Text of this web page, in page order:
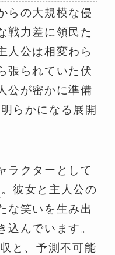
らの大規模な侵
戦力差に領民た
人公は相変わら
張られていた伏
公が密かに準備
らかになる展開
ラクターとして
。彼女と主人公の
な笑いを生み出
込んでいます。
と、予測不可能